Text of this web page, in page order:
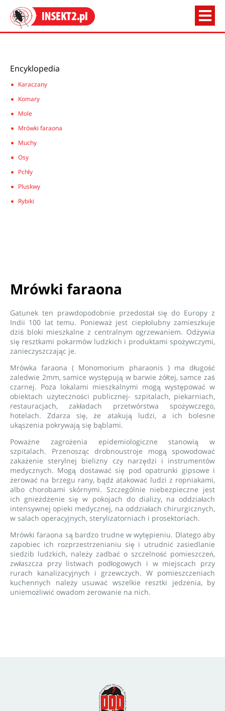
Encyklopedia
Karaczany
Komary
Mole
Mrówki faraona
Muchy
Osy
Pchły
Pluskwy
Rybiki
Mrówki faraona
Gatunek ten prawdopodobnie przedostał się do Europy z
Indii 100 lat temu. Ponieważ jest ciepłolubny zamieszkuje
dziś bloki mieszkalne z centralnym ogrzewaniem. Odżywia
się resztkami pokarmów ludzkich i produktami spożywczymi,
zanieczyszczając je.
Mrówka faraona ( Monomorium pharaonis ) ma długość
zaledwie 2mm, samice występują w barwie żółtej, samce zaś
czarnej. Poza lokalami mieszkalnymi mogą występować w
obiektach użyteczności publicznej- szpitalach, piekarniach,
restauracjach, zakładach przetwórstwa spożywczego,
hotelach. Zdarza się, że atakują ludzi, a ich bolesne
ukąszenia pokrywają się bąblami.
Poważne zagrożenia epidemiologiczne stanowią w
szpitalach. Przenosząc drobnoustroje mogą spowodować
zakażenie sterylnej bielizny czy narzędzi i instrumentów
medycznych. Mogą dostawać się pod opatrunki gipsowe i
żerować na brzegu rany, bądź atakować ludzi z ropniakami,
albo chorobami skórnymi. Szczególnie niebezpieczne jest
ich gnieżdżenie się w pokojach do dializy, na oddziałach
intensywnej opieki medycznej, na oddziałach chirurgicznych,
w salach operacyjnych, sterylizatorniach i prosektoriach.
Mrówki faraona są bardzo trudne w wytępieniu. Dlatego aby
zapobiec ich rozprzestrzenianiu się i utrudnić zasiedlanie
siedzib ludzkich, należy zadbać o szczelność pomieszczeń,
zwłaszcza przy listwach podłogowych i w miejscach przy
rurach kanalizacyjnych i grzewczych. W pomieszczeniach
kuchennych należy usuwać wszelkie resztki jedzenia, by
uniemożliwić owadom żerowanie na nich.